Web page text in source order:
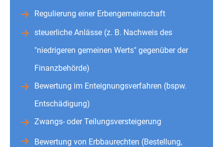
Regulierung einer Erbengemeinschaft
steuerliche Anlässe (z. B. Nachweis des
"niedrigeren gemeinen Werts" gegenüber der
Finanzbehörde)
Bewertung im Enteignungsverfahren (bspw.
Entschädigung)
Zwangs- oder Teilungsversteigerung
Bewertung von Erbbaurechten (Bestellung,